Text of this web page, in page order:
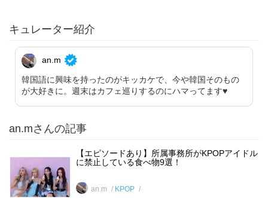
キュレーター紹介
an.m
韓国語に興味を持ったのがキッカケで、今や韓国そのもの
が大好きに。週末はカフェ巡りするのにハマってます♥︎
an.mさんの記事
【エピソードあり】所属事務所がKPOPアイドル
に禁止している食べ物9選！
an.m KPOP